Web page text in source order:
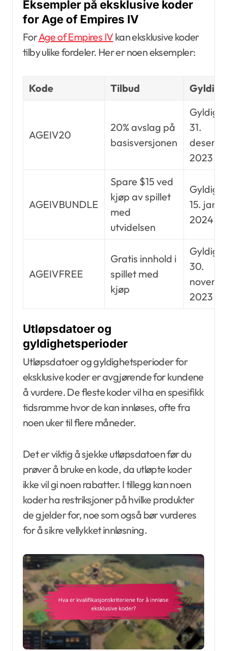
Eksempler på eksklusive koder
for Age of Empires IV
ForAge of Empires IV kan eksklusive koder
tilby ulike fordeler. Her er noen eksempler:
Kode Tilbud
AGEIV20
20% avslag på
basisversjonen
Gyldig
31.
2023
AGEIVBUNDLE
Spare $15 ved
kjøp av spillet
med
utvidelsen
Gyldig
15.
2024
AGEIVFREE
Gratis innhold i
spillet med
kjøp
Gyldig
30.
2023
Utløpsdatoer og
gyldighetsperioder
Utløpsdatoer og gyldighetsperioder for
eksklusive koder er avgjørende for kundene
å vurdere. De fleste koder vil ha en spesifikk
tidsramme hvor de kan innløses, ofte fra
noen uker til flere måneder.
Det er viktig å sjekke utløpsdatoen før du
prøver å bruke en kode, da utløpte koder
ikke vil gi noen rabatter. I tillegg kan noen
koder ha restriksjoner på hvilke produkter
de gjelder for, noe som også bør vurderes
for å sikre vellykket innløsning.